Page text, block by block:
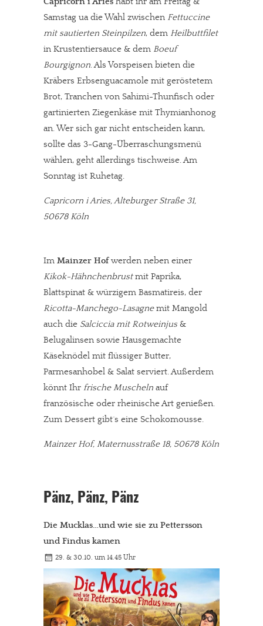
Samstag ua die Wahl zwischen Fettuccine
mit sautierten Steinpilzen, dem Heilbuttfilet
in Krustentiersauce & dem Boeuf
Bourgignon. Als Vorspeisen bieten die
Kräbers Erbsenguacamole mit geröstetem
Brot, Tranchen von Sahimi-Thunfisch oder
gartinierten Ziegenkäse mit Thymianhonog
an. Wer sich gar nicht entscheiden kann,
sollte das 3-Gang-Überraschungsmenü
wählen, geht allerdings tischweise. Am
Sonntag ist Ruhetag.
Capricorn i Aries, Alteburger Straße 31,
50678 Köln
Im Mainzer Hofwerden neben einer
Kikok-Hähnchenbrustmit Paprika,
Blattspinat & würzigem Basmatireis, der
Ricotta-Manchego-Lasagnemit Mangold
auch die Salciccia mit Rotweinjus &
Belugalinsen sowie Hausgemachte
Käseknödel mit flüssiger Butter,
Parmesanhobel & Salat serviert. Außerdem
könnt Ihr frische Muscheln auf
französische oder rheinische Art genießen.
Zum Dessert gibt´s eine Schokomousse.
Mainzer Hof, Maternusstraße 18, 50678 Köln
Pänz, Pänz, Pänz
Die Mucklas…und wie sie zu Pettersson
und Findus kamen
29. & 30.10. um 14.45 Uhr